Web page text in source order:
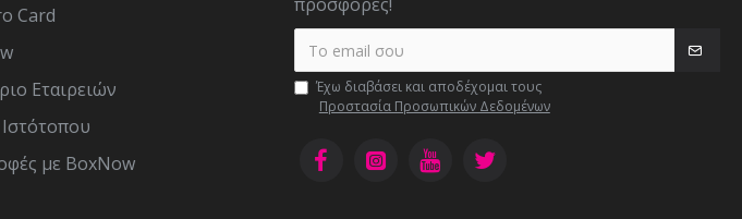
Card
Εταιρειών
με BoxNow
Έχω διαβάσει και αποδέχομαι τους
Προστασία Προσωπικών Δεδομένων